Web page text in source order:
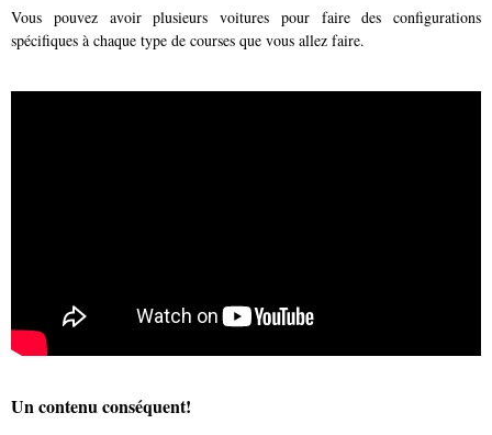
Vous pouvez avoir plusieurs voitures pour faire des configurations
spécifiques à chaque type de courses que vous allez faire.
Un contenu conséquent!